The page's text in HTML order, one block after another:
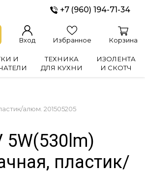
+7 (960) 194-71-34
Вход Избранное Корзина
И
ТЕХНИКА
ДЛЯ КУХНИ
ИЗОЛЕНТА
И СКОТЧ
алюм. 201505205
5W(530lm)
пластик/